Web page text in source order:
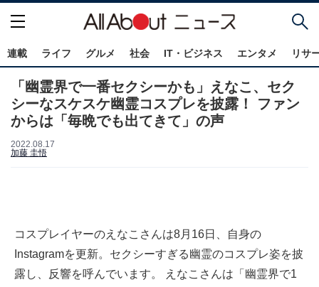
連載 ライフ グルメ 社会 IT・ビジネス エンタメ リサ
「幽霊界で一番セクシーかも」えなこ、セク
シーなスケスケ幽霊コスプレを披露！ ファン
からは「毎晩でも出てきて」の声
2022.08.17
加藤 圭悟
コスプレイヤーのえなこさんは8月16日、自身の
Instagramを更新。セクシーすぎる幽霊のコスプレ姿を披
露し、反響を呼んでいます。 えなこさんは「幽霊界で1